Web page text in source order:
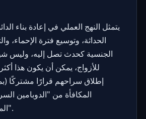
يتمثل النهج العملي في إعادة بناء
الحداثة، وتوسيع فترة الإحماء،
الجنسية كحدث تصل إليه، وليس
للأزواج، يمكن أن يكون هذا
إطلاق سراحهم قرارًا مشتركًا
المكافأة من "الدوبامين
المكتسب والمتصل".